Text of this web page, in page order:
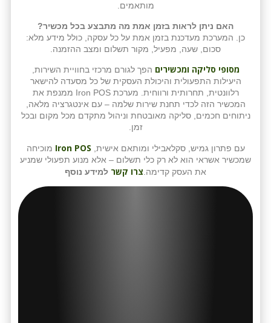
מותאמים.
האם ניתן לראות בזמן אמת מה מתבצע בכל מכשיר?
כן. המערכת מעדכנת בזמן אמת על כל עסקה, כולל מידע מלא:
סכום, שעה, מפעיל, מקור תשלום ומצב ההזמנה.
מסופי סליקה ומכשירים הפך לגורם מרכזי בחוויית השירות,
היעילות התפעולית והיכולת העסקית של כל מסעדה להישאר
רלוונטית, תחרותית ורווחית. מערכת Iron POS ממנפת את
המכשיר הזה לכדי תחנת שירות שלמה – עם אינטגרציה מלאה,
ניתוחים חכמים, סליקה מאובטחת וניהול מתקדם מכל מקום ובכל
זמן.
עם פתרון גמיש, סקלאבילי ומותאם אישית, Iron POS מוכיחה
שמכשיר אשראי הוא לא רק כלי תשלום – אלא מנוע תפעולי שמניע
את העסק קדימה. צרו קשר למידע נוסף